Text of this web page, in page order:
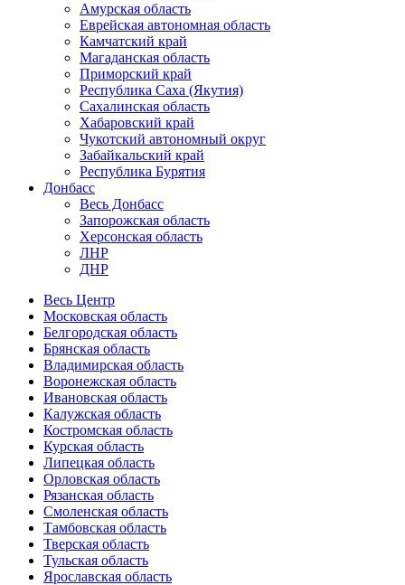
Амурская область
Еврейская автономная область
Камчатский край
Магаданская область
Приморский край
Республика Саха (Якутия)
Сахалинская область
Хабаровский край
Чукотский автономный округ
Забайкальский край
Республика Бурятия
Донбасс
Весь Донбасс
Запорожская область
Херсонская область
ЛНР
ДНР
Весь Центр
Московская область
Белгородская область
Брянская область
Владимирская область
Воронежская область
Ивановская область
Калужская область
Костромская область
Курская область
Липецкая область
Орловская область
Рязанская область
Смоленская область
Тамбовская область
Тверская область
Тульская область
Ярославская область